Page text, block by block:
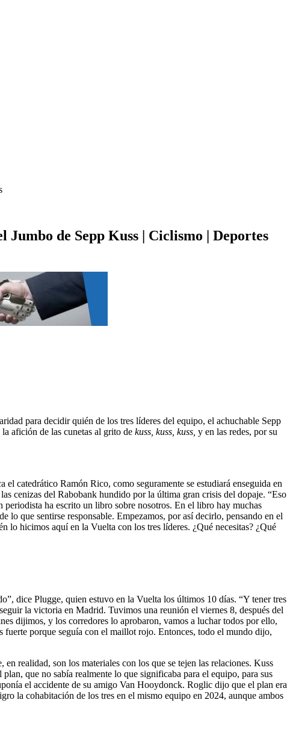
de Sepp Kuss | Ciclismo | Deportes
para decidir quién de los tres líderes del equipo, el achuchable Sepp
afición de las cunetas al grito de kuss, kuss, kuss, y en las redes, por su
catedrático Ramón Rico, como seguramente se estudiará enseguida en
cenizas del Rabobank hundido por la última gran crisis del dopaje. “Eso
ha escrito un libro sobre nosotros. En el libro hay muchas
lo que sentirse responsable. Empezamos, por así decirlo, pensando en el
lo hicimos aquí en la Vuelta con los tres líderes. ¿Qué necesitas? ¿Qué
dice Plugge, quien estuvo en la Vuelta los últimos 10 días. “Y tener tres
la victoria en Madrid. Tuvimos una reunión el viernes 8, después del
dijimos, y los corredores lo aprobaron, vamos a luchar todos por ello,
fuerte porque seguía con el maillot rojo. Entonces, todo el mundo dijo,
realidad, son los materiales con los que se tejen las relaciones. Kuss
que no sabía realmente lo que significaba para el equipo, para sus
el accidente de su amigo Van Hooydonck. Roglic dijo que el plan era
la cohabitación de los tres en el mismo equipo en 2024, aunque ambos